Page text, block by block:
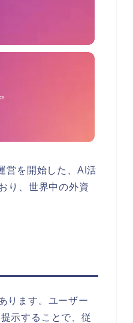
営を開始した、AI活
り、世界中の外資
ります。ユーザー
示することで、従